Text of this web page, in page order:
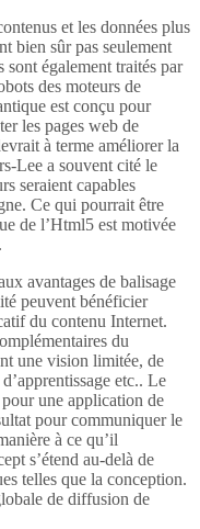
et les données plus
bien sûr pas seulement
également traités par
des moteurs de
est conçu pour
les pages web de
à terme améliorer la
Lee a souvent cité le
seraient capables
Ce qui pourrait être
de l’Html5 est motivée
avantages de balisage
peuvent bénéficier
du contenu Internet.
du
une vision limitée, de
etc.. Le
une application de
pour communiquer le
à ce qu’il
s’étend au-delà de
telles que la conception.
de diffusion de